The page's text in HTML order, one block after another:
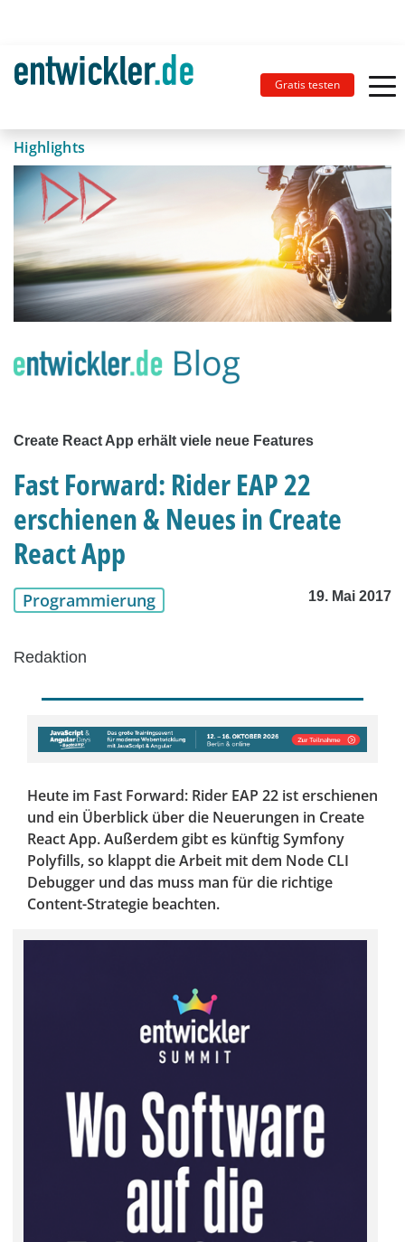
Gratis testen
Highlights
Create React App erhält viele neue Features
Fast Forward: Rider EAP 22
erschienen & Neues in Create
React App
Programmierung 19. Mai 2017
Redaktion
Heute im Fast Forward: Rider EAP 22 ist erschienen
und ein Überblick über die Neuerungen in Create
React App. Außerdem gibt es künftig Symfony
Polyfills, so klappt die Arbeit mit dem Node CLI
Debugger und das muss man für die richtige
Content-Strategie beachten.